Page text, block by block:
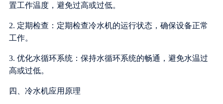
置工作温度，避免过高或过低。
2. 定期检查：定期检查冷水机的运行状态，确保设备正常
工作。
3. 优化水循环系统：保持水循环系统的畅通，避免水温过
高或过低。
四、冷水机应用原理